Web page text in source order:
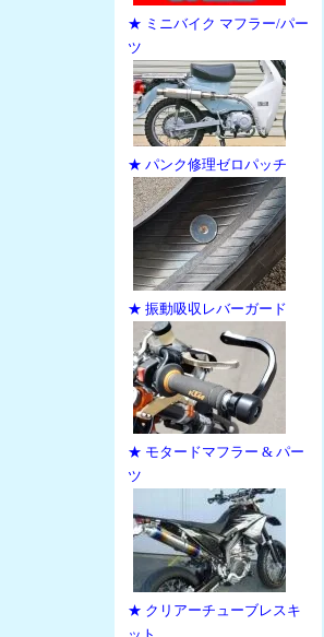
★ ミニバイク マフラー/パー
ツ
★ パンク修理ゼロパッチ
★ 振動吸収レバーガード
★ モタードマフラー & パー
ツ
★ クリアーチューブレスキ